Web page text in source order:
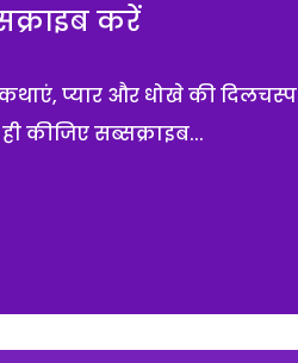
करें
प्यार और धोखे की दिलचस्प
कीजिए सब्सक्राइब...